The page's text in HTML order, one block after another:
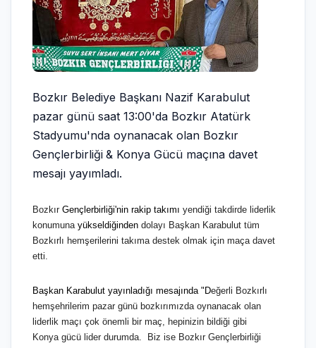
Bozkır Belediye Başkanı Nazif Karabulut
pazar günü saat 13:00'da Bozkır Atatürk
Stadyumu'nda oynanacak olan Bozkır
Gençlerbirliği & Konya Gücü maçına davet
mesajı yayımladı.
Bozkır Gençlerbirliği'nin rakip takımı yendiği takdirde liderlik
konumuna yükseldiğinden dolayı Başkan Karabulut tüm
Bozkırlı hemşerilerini takıma destek olmak için maça davet
etti.
Başkan Karabulut yayınladığı mesajında "Değerli Bozkırlı
hemşehrilerim pazar günü bozkırımızda oynanacak olan
liderlik maçı çok önemli bir maç, hepinizin bildiği gibi
Konya gücü lider durumda. Biz ise Bozkır Gençlerbirliği